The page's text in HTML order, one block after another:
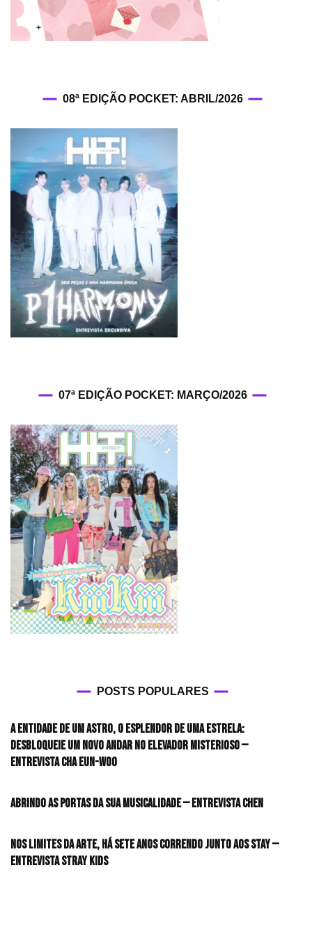
08ª EDIÇÃO POCKET: ABRIL/2026
07ª EDIÇÃO POCKET: MARÇO/2026
POSTS POPULARES
A entidade de um astro, o esplendor de uma estrela:
desbloqueie um novo andar no elevador misterioso —
Entrevista CHA EUN-WOO
Abrindo as portas da sua musicalidade — Entrevista CHEN
Nos limites da arte, há sete anos correndo junto aos STAY —
Entrevista Stray Kids